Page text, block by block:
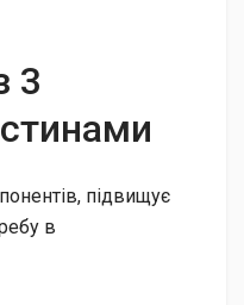
3
підвищує
в